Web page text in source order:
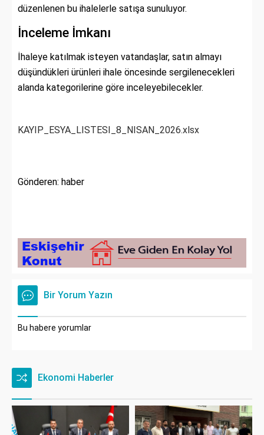
düzenlenen bu ihalelerle satışa sunuluyor.
İnceleme İmkanı
İhaleye katılmak isteyen vatandaşlar, satın almayı
düşündükleri ürünleri ihale öncesinde sergilenecekleri
alanda kategorilerine göre inceleyebilecekler.
KAYIP_ESYA_LISTESI_8_NISAN_2026.xlsx
Gönderen: haber
Bir Yorum Yazın
Bu habere yorumlar
Ekonomi Haberler